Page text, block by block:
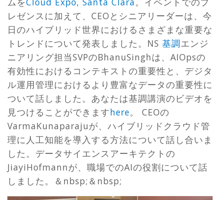
レゼンスに加えて、CEOとシニアリーダーは、今
日のハイブリッド世界におけるさまざまな重要な
トレンドについて発表しました。NS 基調エンジ
ニアリング担当SVPのBhanuSinghは、AIOpsの
有効性におけるコンテキストの重要性と、デジタ
ル運用管理におけるより豊富なデータの重要性に
ついて話しました。あなたは基調講演のビデオを
見つけることができますhere。 CEOの
VarmaKunaparajuが、ハイブリッドクラウド管
理に人工知能を導入する方法について話し合いま
した。データサイエンスアーキテクトの
JiayiHofmannが、職場でのAIの役割について話
しました。＆nbsp;＆nbsp;